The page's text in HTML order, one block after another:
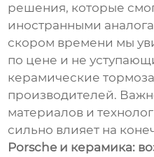
решения, которые
иностранными
скором времени мы
по цене и не
керамические
производителей.
материалов и
сильно влияет на
Porsche и керамика: